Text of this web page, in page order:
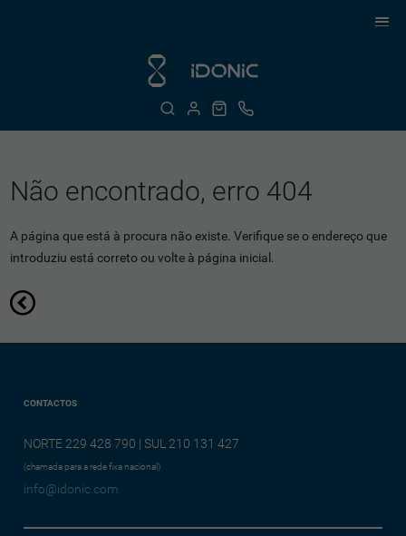
Não encontrado, erro 404
A página que está à procura não existe. Verifique se o endereço que
introduziu está correto ou volte à página inicial.
CONTACTOS
NORTE 229 428 790 | SUL 210 131 427
(chamada para a rede fixa nacional)
info@idonic.com